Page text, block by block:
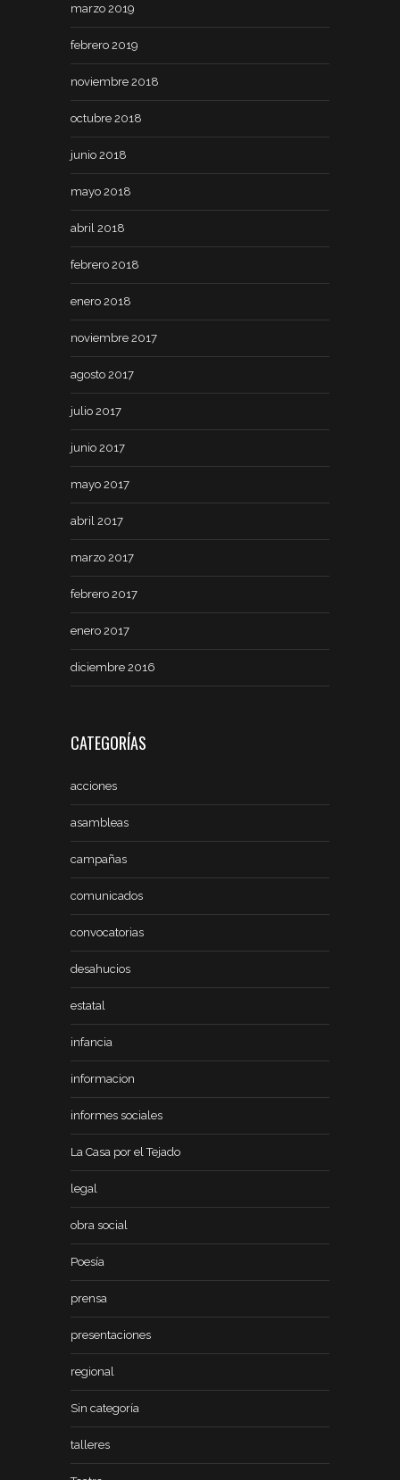
marzo 2019
febrero 2019
noviembre 2018
octubre 2018
junio 2018
mayo 2018
abril 2018
febrero 2018
enero 2018
noviembre 2017
agosto 2017
julio 2017
junio 2017
mayo 2017
abril 2017
marzo 2017
febrero 2017
enero 2017
diciembre 2016
CATEGORÍAS
acciones
asambleas
campañas
comunicados
convocatorias
desahucios
estatal
infancia
informacion
informes sociales
La Casa por el Tejado
legal
obra social
Poesía
prensa
presentaciones
regional
Sin categoría
talleres